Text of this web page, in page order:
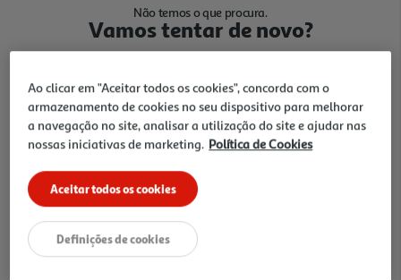
Não temos o que procura.
Vamos tentar de novo?
Ir para Homepage
Folhetos
Ao clicar em "Aceitar todos os cookies", concorda com o
armazenamento de cookies no seu dispositivo para melhorar
a navegação no site, analisar a utilização do site e ajudar nas
nossas iniciativas de marketing. Política de Cookies
Aceitar todos os cookies
Definições de cookies